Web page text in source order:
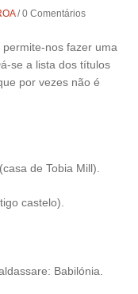
/0 Comentários
nos fazer uma
se a lista dos títulos
por vezes não é
de Tobia Mill).
castelo).
Babilónia.